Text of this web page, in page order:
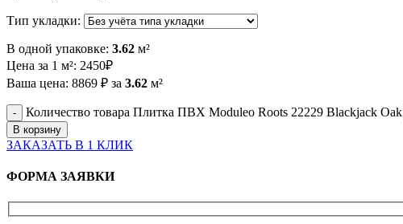
Тип укладки:
В одной упаковке: 3.62 м²
Цена за 1 м²: 2450₽
Ваша цена: 8869 ₽ за 3.62 м²
Количество товара Плитка ПВХ Moduleo Roots 22229 Blackjack Oak
В корзину
ЗАКАЗАТЬ В 1 КЛИК
ФОРМА ЗАЯВКИ